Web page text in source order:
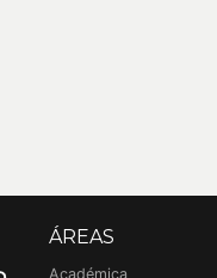
ÁREAS
Académica